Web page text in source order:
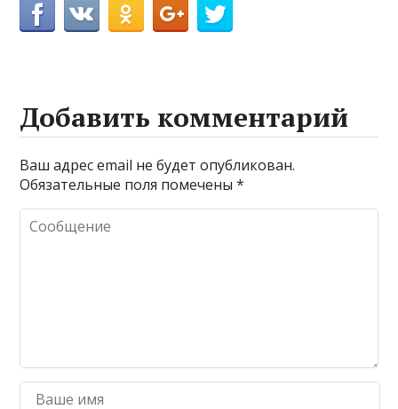
Добавить комментарий
Ваш адрес email не будет опубликован.
Обязательные поля помечены*